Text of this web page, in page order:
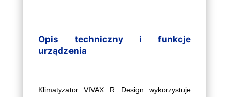
Opis techniczny i funkcje
urządzenia
Klimatyzator VIVAX R Design wykorzystuje